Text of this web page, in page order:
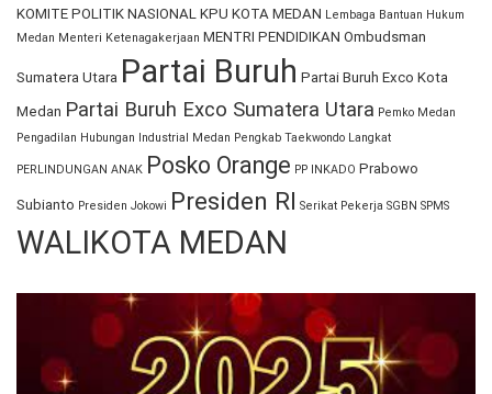
KOMITE POLITIK NASIONAL KPU KOTA MEDAN Lembaga Bantuan Hukum
Medan Menteri Ketenagakerjaan MENTRI PENDIDIKAN Ombudsman
Sumatera Utara Partai Buruh Partai Buruh Exco Kota
Medan Partai Buruh Exco Sumatera Utara Pemko Medan
Pengadilan Hubungan Industrial Medan Pengkab Taekwondo Langkat
PERLINDUNGAN ANAK Posko Orange PP INKADO Prabowo
Subianto Presiden Jokowi Presiden RI Serikat Pekerja SGBN SPMS
WALIKOTA MEDAN